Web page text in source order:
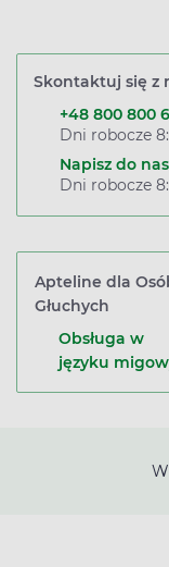
Skontaktuj się z
+48 800 800
Dni robocze
Napisz do nas
Dni robocze
Apteline dla
Głuchych
Obsługa w
języku